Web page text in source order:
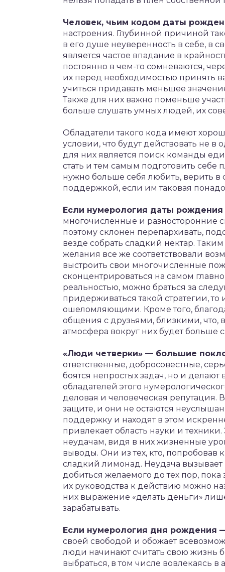
Человек, чьим кодом даты
настроения. Глубинной причиной
в его душе неуверенность в себе, в
является частое впадание в
постоянно в чем-то сомневаются,
их перед необходимостью принять
учиться придавать меньшее
Также для них важно поменьше
больше слушать умных людей, их
Обладатели такого кода имеют
условии, что будут действовать не
для них является поиск команды
стать и тем самым подготовить
нужно больше себя любить, верить
поддержкой, если им таковая
Если нумерология даты рождения
многочисленные и разносторонние
поэтому склонен перепархивать,
везде собрать сладкий нектар.
желания все же соответствовали
выстроить свои многочисленные
сконцентрироваться на самом
реальностью, можно браться за
придерживаться такой стратегии,
ошеломляющими. Кроме того,
общения с друзьями, близкими, что,
атмосфера вокруг них будет больше
«Люди четверки» — большие
ответственные, добросовестные,
боятся непростых задач, но и
обладателей этого
деловая и человеческая репутация.
защите, и они не остаются
поддержку и находят в этом
привлекает область науки и
неудачам, видя в них жизненные
выводы. Они из тех, кто, попробовав
сладкий лимонад. Неудача вызывает
добиться желаемого до тех пор,
их руководства к действию можно
них выражение «делать деньги»
зарабатывать.
Если нумерология дня рождения
своей свободой и обожает
люди начинают считать свою жизнь
выбраться, в том числе вовлекаясь